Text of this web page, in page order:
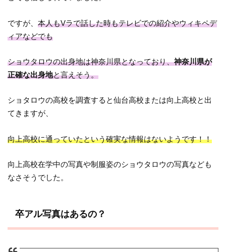
ですが、本人もVラで話した時もテレビでの紹介やウィキペデ
ィアなどでも
ショウタロウの出身地は神奈川県となっており、神奈川県が
正確な出身地と言えそう。
ショタロウの高校を調査すると仙台高校または向上高校と出
てきますが、
向上高校に通っていたという確実な情報はないようです！！
向上高校在学中の写真や制服姿のショウタロウの写真なども
なさそうでした。
卒アル写真はあるの？